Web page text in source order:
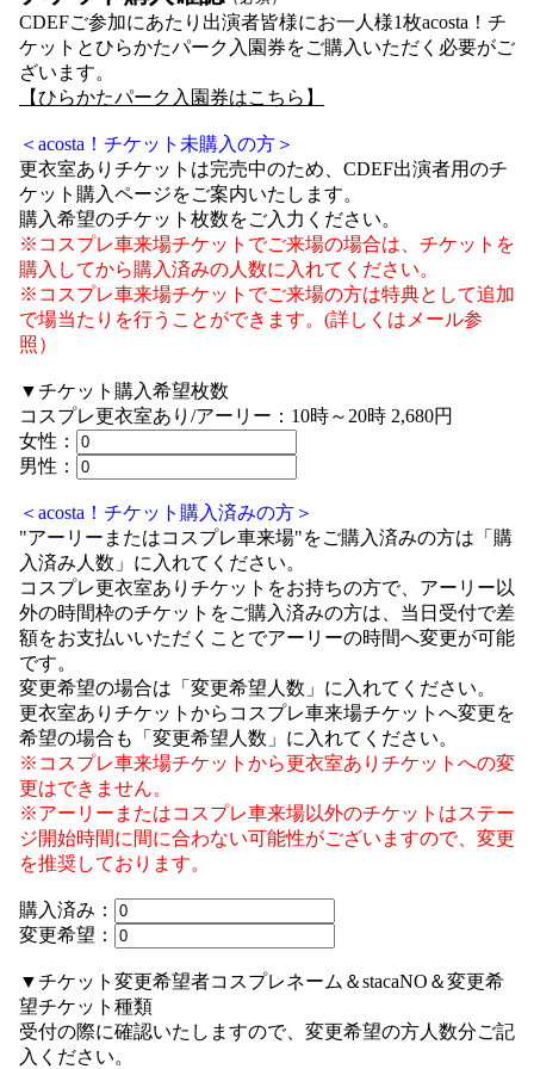
CDEFご参加にあたり出演者皆様にお一人様1枚acosta！チ
ケットとひらかたパーク入園券をご購入いただく必要がご
ざいます。
【ひらかたパーク入園券はこちら】
＜acosta！チケット未購入の方＞
更衣室ありチケットは完売中のため、CDEF出演者用のチ
ケット購入ページをご案内いたします。
購入希望のチケット枚数をご入力ください。
※コスプレ車来場チケットでご来場の場合は、チケットを
購入してから購入済みの人数に入れてください。
※コスプレ車来場チケットでご来場の方は特典として追加
で場当たりを行うことができます。(詳しくはメール参
照）
▼チケット購入希望枚数
コスプレ更衣室あり/アーリー：10時～20時 2,680円
女性：
男性：
＜acosta！チケット購入済みの方＞
"アーリーまたはコスプレ車来場"をご購入済みの方は「購
入済み人数」に入れてください。
コスプレ更衣室ありチケットをお持ちの方で、アーリー以
外の時間枠のチケットをご購入済みの方は、当日受付で差
額をお支払いいただくことでアーリーの時間へ変更が可能
です。
変更希望の場合は「変更希望人数」に入れてください。
更衣室ありチケットからコスプレ車来場チケットへ変更を
希望の場合も「変更希望人数」に入れてください。
※コスプレ車来場チケットから更衣室ありチケットへの変
更はできません。
※アーリーまたはコスプレ車来場以外のチケットはステー
ジ開始時間に間に合わない可能性がございますので、変更
を推奨しております。
購入済み：
変更希望：
▼チケット変更希望者コスプレネーム＆stacaNO＆変更希
望チケット種類
受付の際に確認いたしますので、変更希望の方人数分ご記
入ください。